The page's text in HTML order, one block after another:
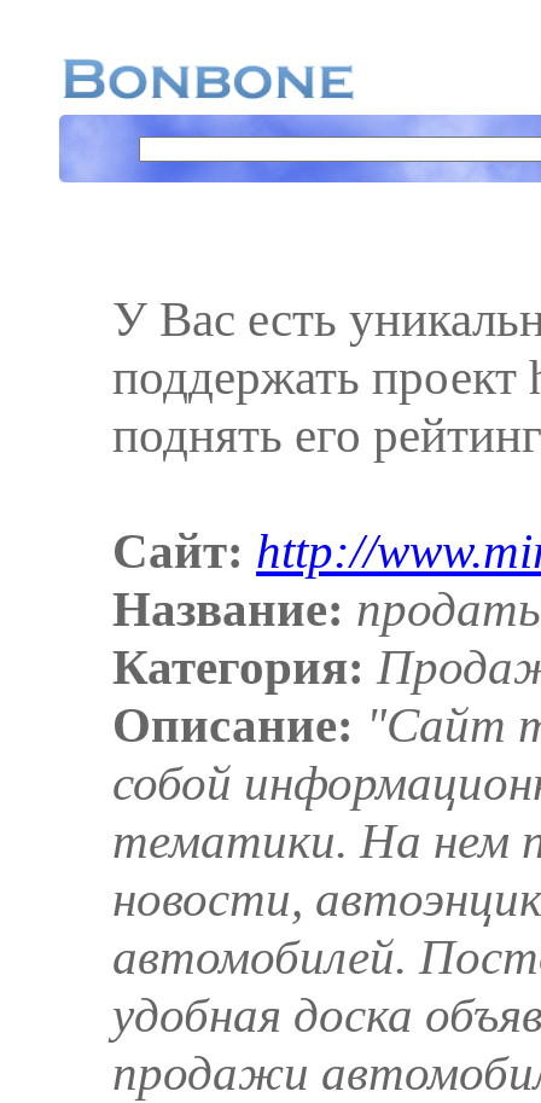
У Вас есть
поддержать
поднять его
Сайт: http://
Название:
Категория:
Описание: "Сайт
собой
тематики. На нем
новости,
автомобилей.
удобная доска
продажи